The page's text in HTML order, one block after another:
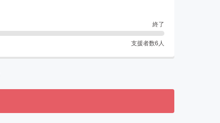
終了
支援者数6 人